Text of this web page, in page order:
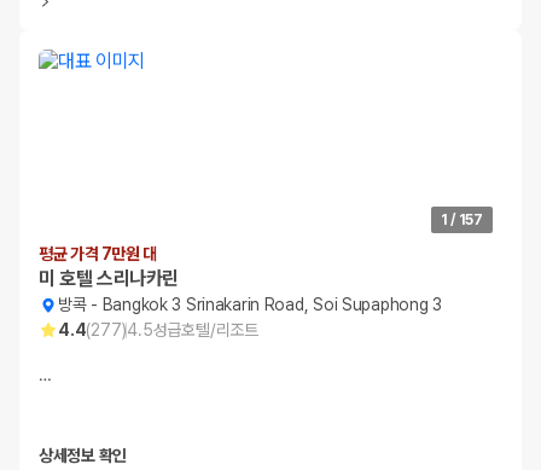
1 / 157
평균 가격 7만원 대
미 호텔 스리나카린
방콕- Bangkok 3 Srinakarin Road, Soi Supaphong 3
4.4(277)4.5성급호텔/리조트
…
상세정보 확인